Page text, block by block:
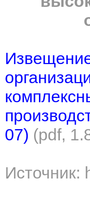
07) (pdf,
Источник: